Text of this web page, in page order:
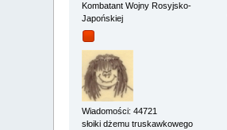
Kombatant Wojny Rosyjsko-
Japońskiej
Wiadomości: 44721
słoiki dżemu truskawkowego